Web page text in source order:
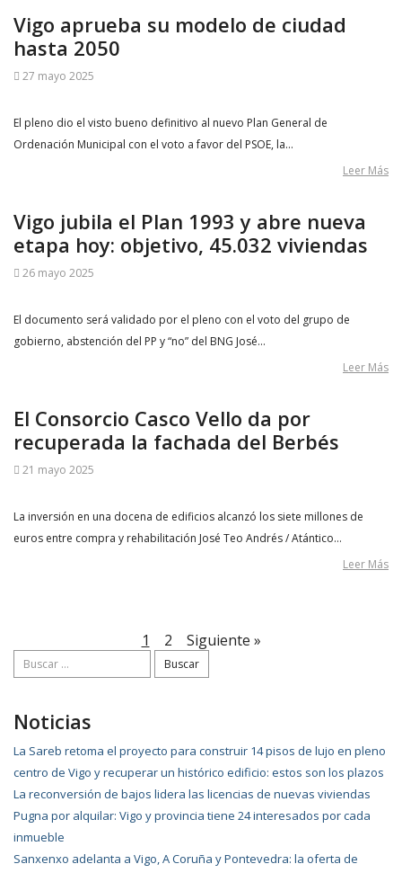
Vigo aprueba su modelo de ciudad
hasta 2050
27 mayo 2025
El pleno dio el visto bueno definitivo al nuevo Plan General de
Ordenación Municipal con el voto a favor del PSOE, la…
Leer Más
Vigo jubila el Plan 1993 y abre nueva
etapa hoy: objetivo, 45.032 viviendas
26 mayo 2025
El documento será validado por el pleno con el voto del grupo de
gobierno, abstención del PP y “no” del BNG José…
Leer Más
El Consorcio Casco Vello da por
recuperada la fachada del Berbés
21 mayo 2025
La inversión en una docena de edificios alcanzó los siete millones de
euros entre compra y rehabilitación José Teo Andrés / Atántico…
Leer Más
1 2
Siguiente »
Buscar:
Noticias
La Sareb retoma el proyecto para construir 14 pisos de lujo en pleno
centro de Vigo y recuperar un histórico edificio: estos son los plazos
La reconversión de bajos lidera las licencias de nuevas viviendas
Pugna por alquilar: Vigo y provincia tiene 24 interesados por cada
inmueble
Sanxenxo adelanta a Vigo, A Coruña y Pontevedra: la oferta de